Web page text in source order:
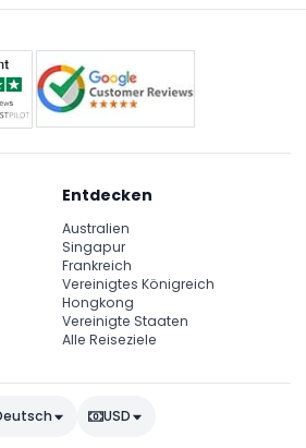
Entdecken
Australien
Singapur
Frankreich
Vereinigtes Königreich
Hongkong
Vereinigte Staaten
Alle Reiseziele
USD